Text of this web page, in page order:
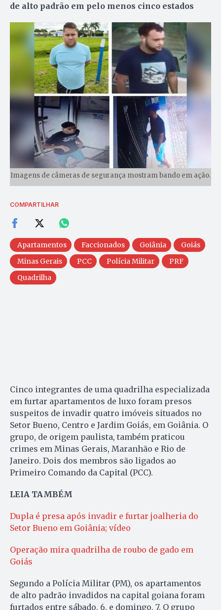
de alto padrão em pelo menos cinco estados
Imagens de câmeras de segurança mostram bando em ação.
COMPARTILHAR
Apartamentos Faccionados Goiânia
Goiás
Minas Gerais
PCC Polícia Militar
PRF
Quadrilha
Cinco integrantes de uma quadrilha especializada
em furtar apartamentos de luxo foram presos
suspeitos de invadir quatro imóveis situados no
Setor Bueno, Centro e Jardim Goiás, em Goiânia. O
grupo, de origem paulista, também praticou
crimes em Minas Gerais, Maranhão e Rio de
Janeiro. Dois dos membros são ligados ao
Primeiro Comando da Capital (PCC).
LEIA TAMBÉM
Dupla é presa após invadir e furtar joalheria do
Setor Bueno em Goiânia; vídeo
Operação mira quadrilha de roubo de gado em
Goiás
Segundo a Polícia Militar (PM), os apartamentos
de alto padrão invadidos na capital goiana foram
furtados entre sábado, 6, e domingo, 7. O grupo